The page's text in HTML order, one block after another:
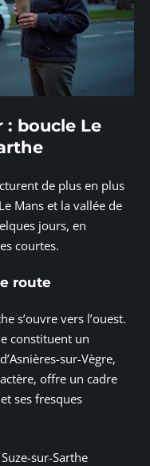
boucle Le
de plus en plus
Mans et la vallée de
jours, en
courtes.
route
s’ouvre vers l’ouest.
constituent un
sur-Vègre,
offre un cadre
ses fresques
sur-Sarthe